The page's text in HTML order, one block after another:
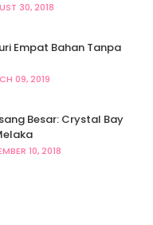
30, 2018
Empat Bahan Tanpa
09, 2019
Besar: Crystal Bay
10, 2018